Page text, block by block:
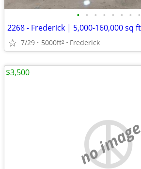
• • • • • • • •
7/29 5000ft2 Frederick
no image
$3,500